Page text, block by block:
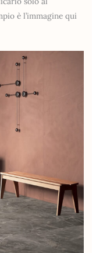
è l’immagine qui